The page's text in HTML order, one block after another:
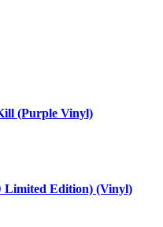
(Purple Vinyl)
Limited Edition) (Vinyl)